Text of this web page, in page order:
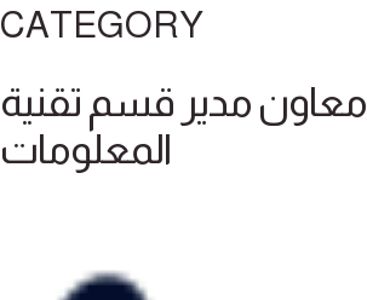
CATEGORY
معاون مدير قسم تقنية
المعلومات